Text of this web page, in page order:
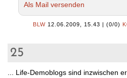
Als Mail versenden
BLW 12.06.2009, 15.43 (0/0)
25
... Life-Demoblogs sind inzwischen